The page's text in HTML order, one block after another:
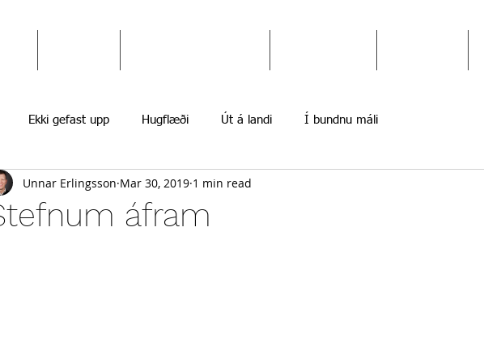
Ekki gefast upp Hugflæði Út á landi Í bundnu máli
áfram
Unnar Erlingsson Mar 30, 2019 1 min read